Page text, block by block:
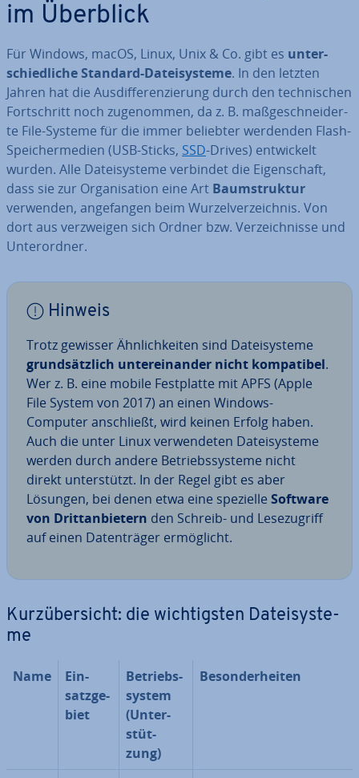
im Überblick
Für Windows, macOS, Linux, Unix & Co. gibt es un­ter­
schied­li­che Standard-Da­tei­sys­te­me. In den letzten
Jahren hat die Aus­dif­fe­ren­zie­rung durch den tech­ni­schen
Fort­schritt noch zu­ge­nom­men, da z. B. maß­ge­schnei­der­
te File-Systeme für die immer beliebter werdenden Flash-
Spei­cher­me­di­en (USB-Sticks, SSD-Drives) ent­wi­ckelt
wurden. Alle Da­tei­sys­te­me verbindet die Ei­gen­schaft,
dass sie zur Or­ga­ni­sa­ti­on eine Art Baum­struk­tur
verwenden, an­ge­fan­gen beim Wur­zel­ver­zeich­nis. Von
dort aus ver­zwei­gen sich Ordner bzw. Ver­zeich­nis­se und
Un­ter­ord­ner.
Hinweis
Trotz gewisser Ähn­lich­kei­ten sind Da­tei­sys­te­me
grund­sätz­lich un­ter­ein­an­der nicht kom­pa­ti­bel.
Wer z. B. eine mobile Fest­plat­te mit APFS (Apple
File System von 2017) an einen Windows-
Computer an­schließt, wird keinen Erfolg haben.
Auch die unter Linux ver­wen­de­ten Da­tei­sys­te­me
werden durch andere Be­triebs­sys­te­me nicht
direkt un­ter­stützt. In der Regel gibt es aber
Lösungen, bei denen etwa eine spezielle Software
von Dritt­an­bie­tern den Schreib- und Le­se­zu­griff
auf einen Da­ten­trä­ger er­mög­licht.
Kurz­über­sicht: die wich­tigs­ten Da­tei­sys­te­
me
Name
Ein­
satz­ge­
biet
Be­triebs­
sys­tem
(Un­ter­
stüt­
zung)
Be­son­der­hei­ten